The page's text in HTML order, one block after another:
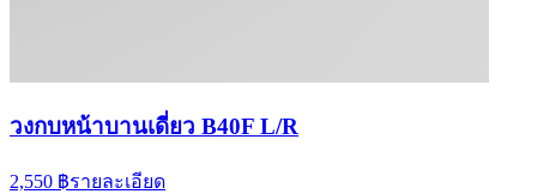
วงกบหน้าบานเดี่ยว B40F L/R
2,550 ฿รายละเอียด